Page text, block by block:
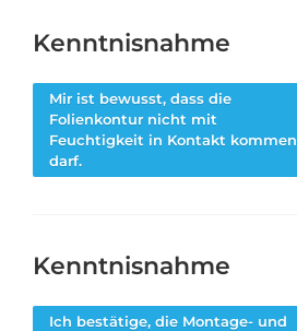
Kenntnisnahme
Mir ist bewusst, dass die
Folienkontur nicht mit
Feuchtigkeit in Kontakt kommen
darf.
Kenntnisnahme
Ich bestätige, die Montage- und